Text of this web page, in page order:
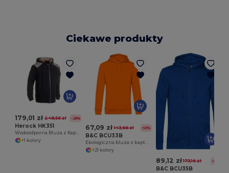
Ciekawe produkty
179,01 zł 248,56 zł -28%
Herock HK351
Wodoodporna Bluza z Kapturem Juno
+1 kolory
67,09 zł 143,66 zł -53%
B&C BCU33B
Ekologiczna bluza z kapturem
+21 kolory
89,12 zł 173,16 zł -49%
B&C BCU35B